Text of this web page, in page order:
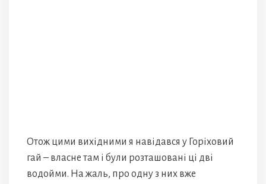
Отож цими вихідними я навідався у Горіховий
гай – власне там і були розташовані ці дві
водойми. На жаль, про одну з них вже